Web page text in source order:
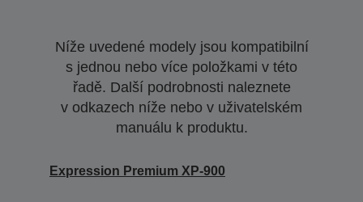
Níže uvedené modely jsou kompatibilní
s jednou nebo více položkami v této
řadě. Další podrobnosti naleznete
v odkazech níže nebo v uživatelském
manuálu k produktu.
Expression Premium XP-900